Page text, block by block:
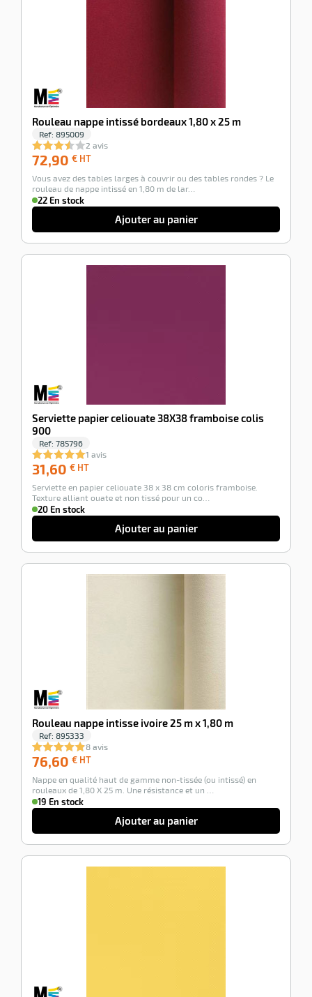
Rouleau nappe intissé bordeaux 1,80 x 25 m
Ref: 895009
2 avis
72,90 € HT
HT
Vous avez des tables larges à couvrir ou des tables rondes ? Le
rouleau de nappe intissé en 1,80 m de lar…
22 En stock
Ajouter au panier
Serviette papier celiouate 38X38 framboise colis
900
Ref: 785796
1 avis
31,60 € HT
HT
Serviette en papier celiouate 38 x 38 cm coloris framboise.
Texture alliant ouate et non tissé pour un co…
20 En stock
Ajouter au panier
Rouleau nappe intisse ivoire 25 m x 1,80 m
Ref: 895333
8 avis
76,60 € HT
HT
Nappe en qualité haut de gamme non-tissée (ou intissé) en
rouleaux de 1,80 X 25 m. Une résistance et un …
19 En stock
Ajouter au panier